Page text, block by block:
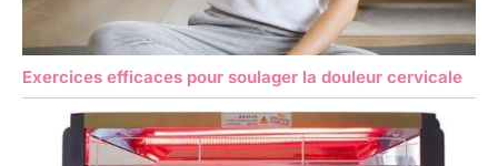
Exercices efficaces pour soulager la douleur cervicale